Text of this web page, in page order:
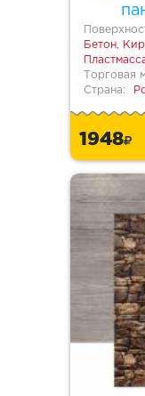
Бетон,
Торговая
Страна:
1948